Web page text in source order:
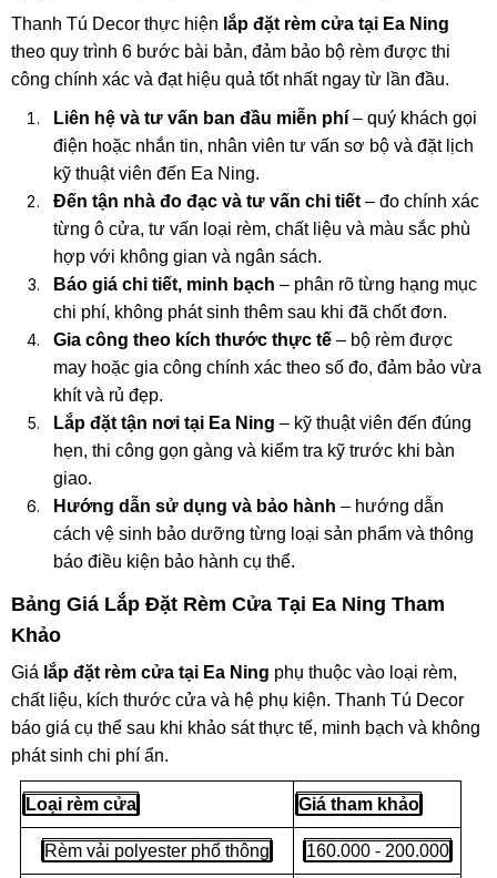
Thanh Tú Decor thực hiện lắp đặt rèm cửa tại Ea Ning
theo quy trình 6 bước bài bản, đảm bảo bộ rèm được thi
công chính xác và đạt hiệu quả tốt nhất ngay từ lần đầu.
Liên hệ và tư vấn ban đầu miễn phí – quý khách gọi
điện hoặc nhắn tin, nhân viên tư vấn sơ bộ và đặt lịch
kỹ thuật viên đến Ea Ning.
Đến tận nhà đo đạc và tư vấn chi tiết– đo chính xác
từng ô cửa, tư vấn loại rèm, chất liệu và màu sắc phù
hợp với không gian và ngân sách.
Báo giá chi tiết, minh bạch – phân rõ từng hạng mục
chi phí, không phát sinh thêm sau khi đã chốt đơn.
Gia công theo kích thước thực tế – bộ rèm được
may hoặc gia công chính xác theo số đo, đảm bảo vừa
khít và rủ đẹp.
Lắp đặt tận nơi tại Ea Ning – kỹ thuật viên đến đúng
hẹn, thi công gọn gàng và kiểm tra kỹ trước khi bàn
giao.
Hướng dẫn sử dụng và bảo hành – hướng dẫn
cách vệ sinh bảo dưỡng từng loại sản phẩm và thông
báo điều kiện bảo hành cụ thể.
Bảng Giá Lắp Đặt Rèm Cửa Tại Ea Ning Tham
Khảo
Giá lắp đặt rèm cửa tại Ea Ning phụ thuộc vào loại rèm,
chất liệu, kích thước cửa và hệ phụ kiện. Thanh Tú Decor
báo giá cụ thể sau khi khảo sát thực tế, minh bạch và không
phát sinh chi phí ẩn.
Loại rèm cửa Giá tham khảo
Rèm vải polyester phổ thông 160.000 - 200.000